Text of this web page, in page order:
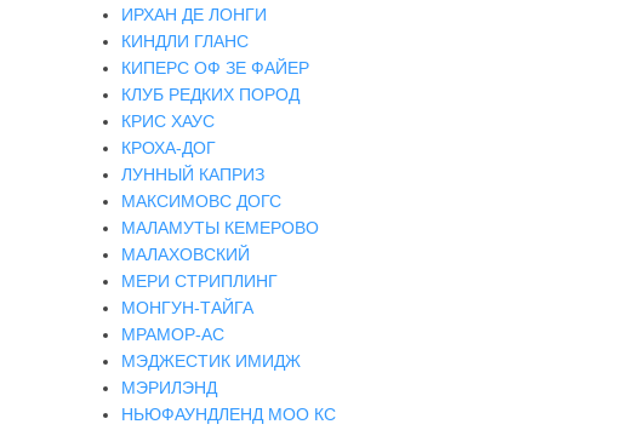
ИРХАН ДЕ ЛОНГИ
КИНДЛИ ГЛАНС
КИПЕРС ОФ ЗЕ ФАЙЕР
КЛУБ РЕДКИХ ПОРОД
КРИС ХАУС
КРОХА-ДОГ
ЛУННЫЙ КАПРИЗ
МАКСИМОВС ДОГС
МАЛАМУТЫ КЕМЕРОВО
МАЛАХОВСКИЙ
МЕРИ СТРИПЛИНГ
МОНГУН-ТАЙГА
МРАМОР-АС
МЭДЖЕСТИК ИМИДЖ
МЭРИЛЭНД
НЬЮФАУНДЛЕНД МОО КС